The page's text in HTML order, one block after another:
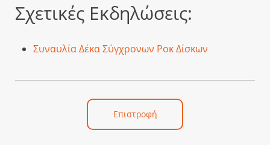
Σχετικές Εκδηλώσεις:
Συναυλία Δέκα Σύγχρονων Ροκ Δίσκων
Επιστροφή